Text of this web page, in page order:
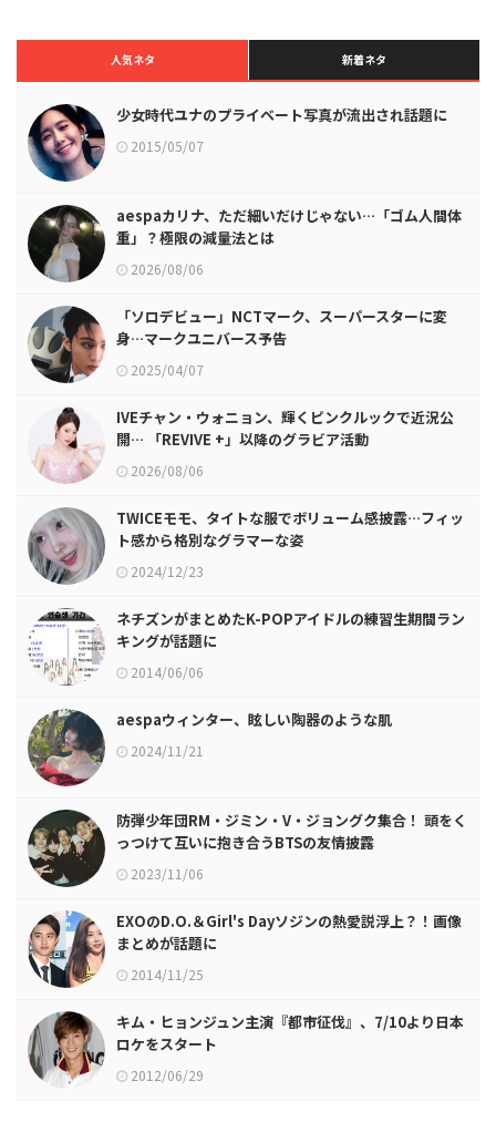
人気ネタ 新着ネタ
少女時代ユナのプライベート写真が流出され話題に
2015/05/07
aespaカリナ、ただ細いだけじゃない…「ゴム人間体
重」？極限の減量法とは
2026/08/06
「ソロデビュー」NCTマーク、スーパースターに変
身…マークユニバース予告
2025/04/07
IVEチャン・ウォニョン、輝くピンクルックで近況公
開… 「REVIVE +」以降のグラビア活動
2026/08/06
TWICEモモ、タイトな服でボリューム感披露…フィッ
ト感から格別なグラマーな姿
2024/12/23
ネチズンがまとめたK-POPアイドルの練習生期間ラン
キングが話題に
2014/06/06
aespaウィンター、眩しい陶器のような肌
2024/11/21
防弾少年団RM・ジミン・V・ジョングク集合！ 頭をく
っつけて互いに抱き合うBTSの友情披露
2023/11/06
EXOのD.O.＆Girl's Dayソジンの熱愛説浮上？！画像
まとめが話題に
2014/11/25
キム・ヒョンジュン主演『都市征伐』、7/10より日本
ロケをスタート
2012/06/29